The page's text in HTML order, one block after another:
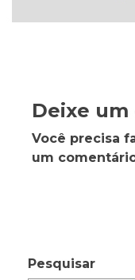
Deixe
Você precisa
um
Pesquisar